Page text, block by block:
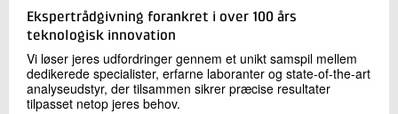
Ekspertrådgivning forankret i over 100 års
teknologisk innovation
Vi løser jeres udfordringer gennem et unikt samspil mellem
dedikerede specialister, erfarne laboranter og state-of-the-art
analyseudstyr, der tilsammen sikrer præcise resultater
tilpasset netop jeres behov.